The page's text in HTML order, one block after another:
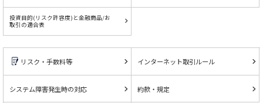
投資目的(リスク許容度)と金融商品/お
取引の適合表
リスク・手数料等 インターネット取引ルール
システム障害発生時の対応 約款・規定